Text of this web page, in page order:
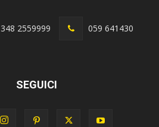
348 2559999 059 641430
SEGUICI